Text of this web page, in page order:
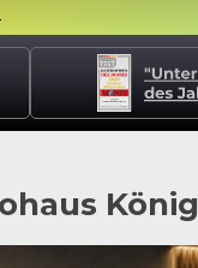
König